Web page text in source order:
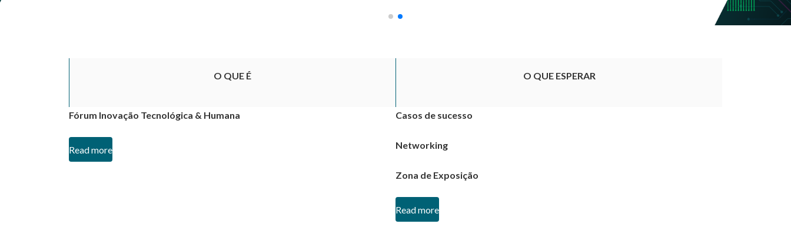
O QUE É
Fórum Inovação Tecnológica & Humana
Read more
O QUE ESPERAR
Casos de sucesso
Networking
Zona de Exposição
Read more